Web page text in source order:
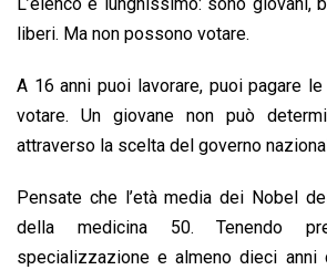
L’elenco è lunghissimo: sono giovani,
liberi. Ma non possono votare.
A 16 anni puoi lavorare, puoi pagare
votare. Un giovane non può
attraverso la scelta del governo
Pensate che l’età media dei Nobel
della medicina 50. Tenendo
specializzazione e almeno dieci anni